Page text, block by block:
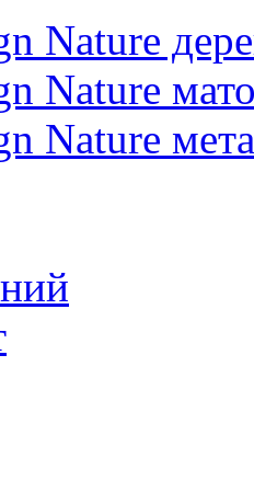
Nature
Nature
Nature